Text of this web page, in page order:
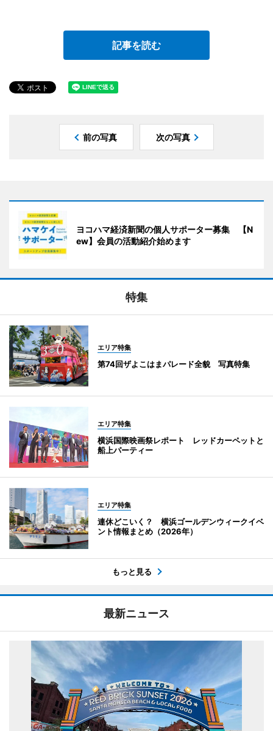
記事を読む
前の写真 次の写真
ヨコハマ経済新聞の個人サポーター募集 【N
ew】会員の活動紹介始めます
特集
エリア特集
第74回ザよこはまパレード全貌 写真特集
エリア特集
横浜国際映画祭レポート レッドカーペットと
船上パーティー
エリア特集
連休どこいく？ 横浜ゴールデンウィークイベ
ント情報まとめ（2026年）
もっと見る
最新ニュース